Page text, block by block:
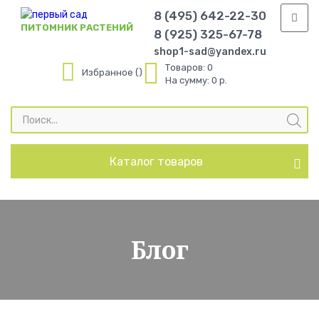
ПИТОМНИК РАСТЕНИЙ
8 (495) 642-22-30
8 (925) 325-67-78
shop1-sad@yandex.ru
Избранное Товаров: 0
На сумму: 0 р.
Поиск
товаров
Каталог товаров
Блог